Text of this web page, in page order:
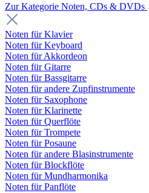
Zur Kategorie Noten, CDs & DVDs
Noten für Klavier
Noten für Keyboard
Noten für Akkordeon
Noten für Gitarre
Noten für Bassgitarre
Noten für andere Zupfinstrumente
Noten für Saxophone
Noten für Klarinette
Noten für Querflöte
Noten für Trompete
Noten für Posaune
Noten für andere Blasinstrumente
Noten für Blockflöte
Noten für Mundharmonika
Noten für Panflöte